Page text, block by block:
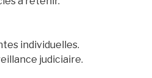
individuelles.
judiciaire.